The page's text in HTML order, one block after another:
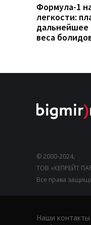
Формула-1
легкости:
веса
© 2000-2024,
ТОВ «КЕПРЕЙТ
Все права
Наши